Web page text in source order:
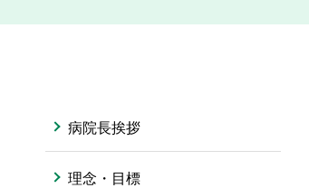
病院長挨拶
理念・目標